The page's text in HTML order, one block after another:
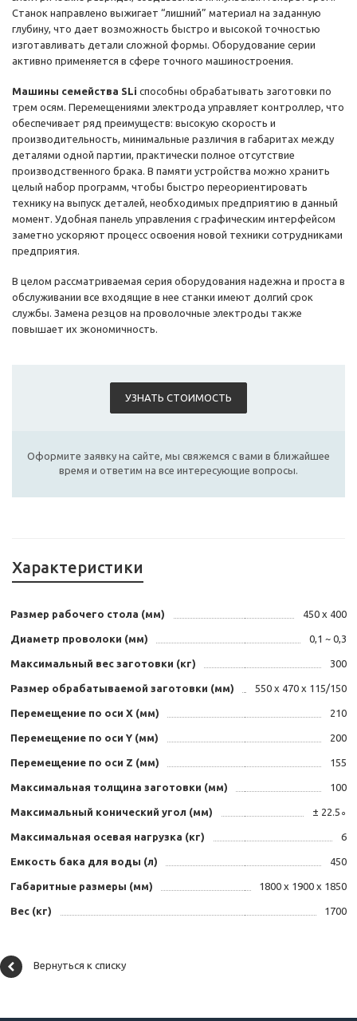
Станок направлено выжигает “лишний” материал на заданную
глубину, что дает возможность быстро и высокой точностью
изготавливать детали сложной формы. Оборудование серии
активно применяется в сфере точного машиностроения.
Машины семейства SLi способны обрабатывать заготовки по
трем осям. Перемещениями электрода управляет контроллер, что
обеспечивает ряд преимуществ: высокую скорость и
производительность, минимальные различия в габаритах между
деталями одной партии, практически полное отсутствие
производственного брака. В памяти устройства можно хранить
целый набор программ, чтобы быстро переориентировать
технику на выпуск деталей, необходимых предприятию в данный
момент. Удобная панель управления с графическим интерфейсом
заметно ускоряют процесс освоения новой техники сотрудниками
предприятия.
В целом рассматриваемая серия оборудования надежна и проста в
обслуживании все входящие в нее станки имеют долгий срок
службы. Замена резцов на проволочные электроды также
повышает их экономичность.
УЗНАТЬ СТОИМОСТЬ
Оформите заявку на сайте, мы свяжемся с вами в ближайшее
время и ответим на все интересующие вопросы.
Характеристики
Размер рабочего стола (мм) 450 х 400
Диаметр проволоки (мм) 0,1 ~ 0,3
Максимальный вес заготовки (кг) 300
Размер обрабатываемой заготовки (мм) 550 х 470 х 115/150
Перемещение по оси X (мм) 210
Перемещение по оси Y (мм) 200
Перемещение по оси Z (мм) 155
Максимальная толщина заготовки (мм) 100
Максимальный конический угол (мм) ± 22.5∘
Максимальная осевая нагрузка (кг) 6
Емкость бака для воды (л) 450
Габаритные размеры (мм) 1800 х 1900 х 1850
Вес (кг) 1700
Вернуться к списку